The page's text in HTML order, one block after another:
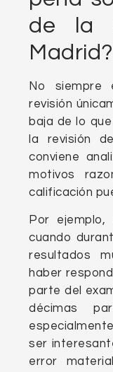
de la
Madrid?
No siempre
revisión
baja de lo
la revisión
conviene
motivos
calificación
Por ejemplo,
cuando
resultados
haber
parte del
décimas
ser
error